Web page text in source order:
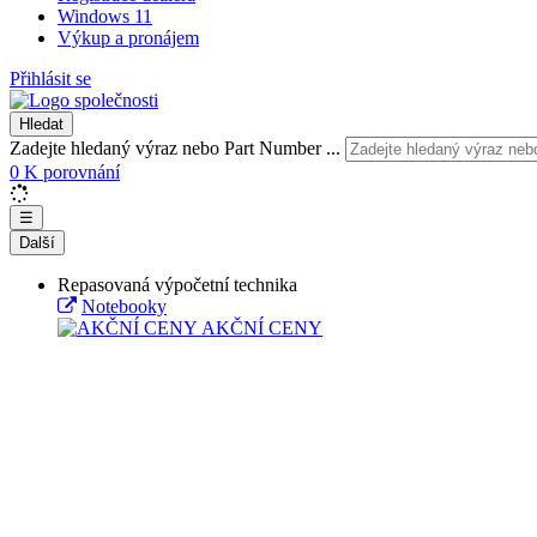
Windows 11
Výkup a pronájem
Přihlásit se
Hledat
Zadejte hledaný výraz nebo Part Number ...
0 K porovnání
☰
Další
Repasovaná výpočetní technika
Notebooky
AKČNÍ CENY